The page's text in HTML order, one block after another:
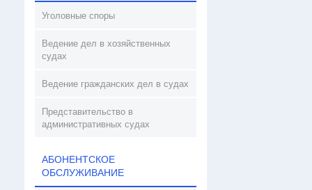
Уголовные споры
Ведение дел в хозяйственных
судах
Ведение гражданских дел в судах
Представительство в
административных судах
АБОНЕНТСКОЕ
ОБСЛУЖИВАНИЕ